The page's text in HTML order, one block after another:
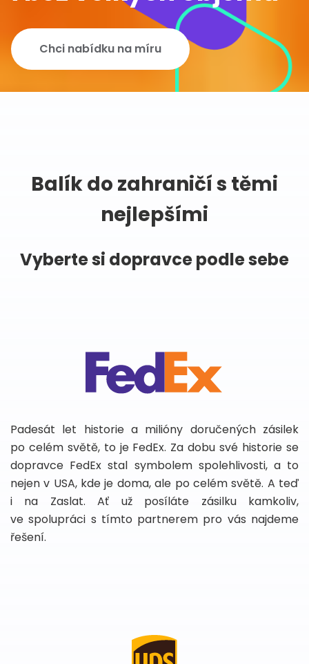
Chci nabídku na míru
Balík do zahraničí s těmi
nejlepšími
Vyberte si dopravce podle sebe
Padesát let historie a milióny doručených zásilek
po celém světě, to je FedEx. Za dobu své historie se
dopravce FedEx stal symbolem spolehlivosti, a to
nejen v USA, kde je doma, ale po celém světě. A teď
i na Zaslat. Ať už posíláte zásilku kamkoliv,
ve spolupráci s tímto partnerem pro vás najdeme
řešení.